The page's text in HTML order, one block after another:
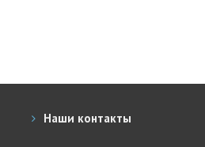
Наши контакты